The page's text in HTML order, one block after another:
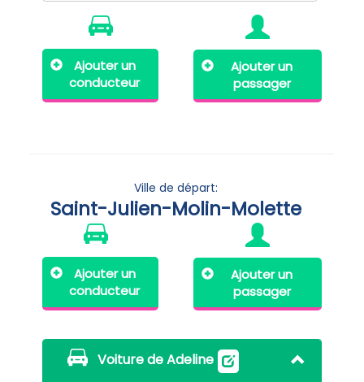
Ajouter un
conducteur
Ajouter un
passager
Ville de départ:
Saint-Julien-Molin-Molette
Ajouter un
conducteur
Ajouter un
passager
Voiture de Adeline